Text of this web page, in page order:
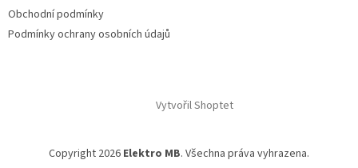
Obchodní podmínky
Podmínky ochrany osobních údajů
Vytvořil Shoptet
Copyright 2026 Elektro MB. Všechna práva vyhrazena.